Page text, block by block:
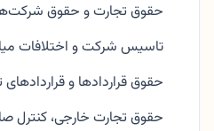
حقوق تجارت و حقوق
تاسیس شرکت و اختلافات
حقوق قراردادها و قراردادهای
حقوق تجارت خارجی، کنترل